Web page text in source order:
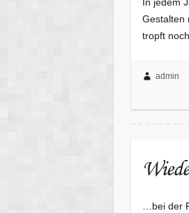
Gestalten
tropft
admin
…bei der